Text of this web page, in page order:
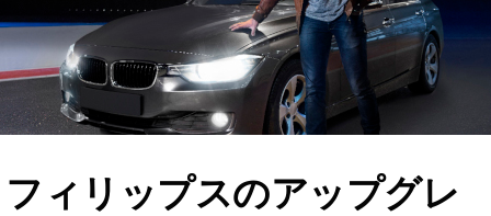
フィリップスのアップグレ